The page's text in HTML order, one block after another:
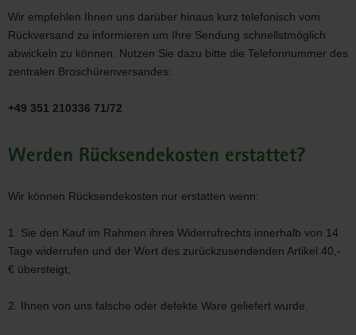
Wir empfehlen Ihnen uns darüber hinaus kurz telefonisch vom
Rückversand zu informieren um Ihre Sendung schnellstmöglich
abwickeln zu können. Nutzen Sie dazu bitte die Telefonnummer des
zentralen Broschürenversandes:
+49 351 210336 71/72
Werden Rücksendekosten erstattet?
Wir können Rücksendekosten nur erstatten wenn:
1. Sie den Kauf im Rahmen ihres Widerrufrechts innerhalb von 14
Tage widerrufen und der Wert des zurückzusendenden Artikel 40,-
€ übersteigt,
2. Ihnen von uns falsche oder defekte Ware geliefert wurde.